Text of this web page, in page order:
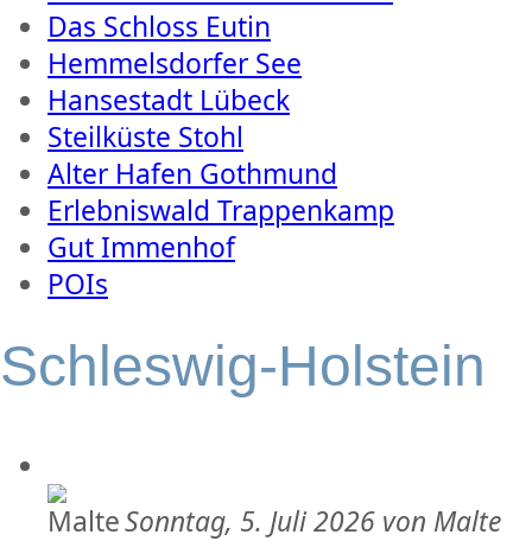
Das Schloss Eutin
Hemmelsdorfer See
Hansestadt Lübeck
Steilküste Stohl
Alter Hafen Gothmund
Erlebniswald Trappenkamp
Gut Immenhof
POIs
Schleswig-Holstein
Sonntag, 5. Juli 2026 von Malte